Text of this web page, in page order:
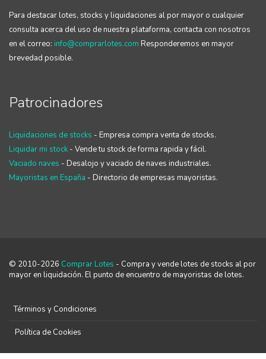
Para destacar lotes, stocks y liquidaciones al por mayor o cualquier
consulta acerca del uso de nuestra plataforma, contacta con nosotros
en el correo: info@comprarlotes.com Responderemos en mayor
brevedad posible.
Patrocinadores
Liquidaciones de stocks - Empresa compra venta de stocks.
Liquidar mi stock - Vende tu stock de forma rapida y fácil.
Vaciado naves - Desalojo y vaciado de naves industriales.
Mayoristas en España - Directorio de empresas mayoristas.
© 2010-2026 Comprar Lotes - Compra y vende lotes de stocks al por
mayor en liquidación. El punto de encuentro de mayoristas de lotes.
Términos y Condiciones
Política de Cookies